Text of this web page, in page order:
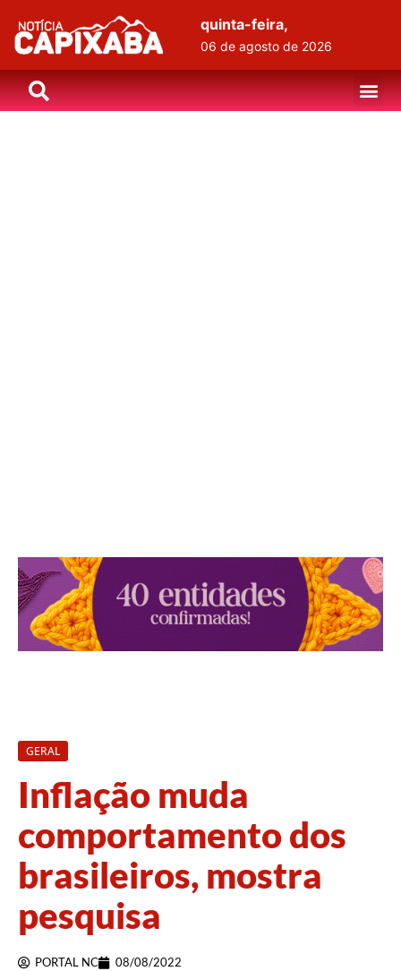
quinta-feira,
06 de agosto de 2026
GERAL
Inflação muda
comportamento dos
brasileiros, mostra
pesquisa
PORTAL NC 08/08/2022